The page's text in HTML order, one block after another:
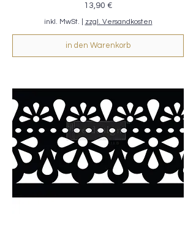
Preis
13,90 €
inkl. MwSt. zzgl. Versandkosten
in den Warenkorb